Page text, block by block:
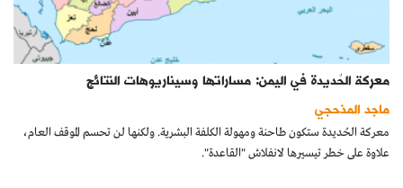
معركة الحُديدة في اليمن: مساراتها وسيناريوهات النتائج
ماجد المذحجي
معركة الحُديدة ستكون طاحنة ومهولة الكلفة البشرية. ولكنها لن تحسم الموقف العام،
علاوة على خطر تيسيرها لانفلاش "القاعدة".